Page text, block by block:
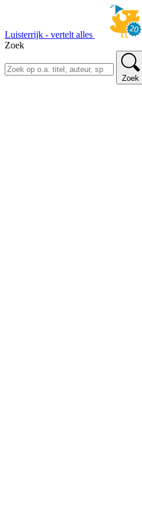
Luisterrijk - vertelt alles
Zoek
Zoek